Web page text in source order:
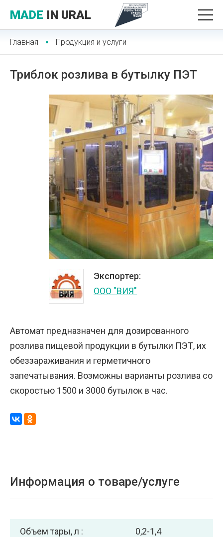
MADE IN URAL
Главная Продукция и услуги
Триблок розлива в бутылку ПЭТ
Экспортер:
ООО "ВИЯ"
Автомат предназначен для дозированного
розлива пищевой продукции в бутылки ПЭТ, их
обеззараживания и герметичного
запечатывания. Возможны варианты розлива со
скоростью 1500 и 3000 бутылок в час.
Информация о товаре/услуге
Объем тары, л : 0,2-1,4